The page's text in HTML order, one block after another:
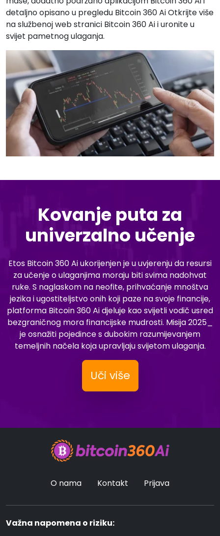
detaljno opisano u pregledu Bitcoin 360 Ai Otkrijte više
na službenoj web stranici Bitcoin 360 Ai i uronite u
svijet pametnog ulaganja.
Kovanje puta za
univerzalno učenje
Etos Bitcoin 360 Ai ukorijenjen je u uvjerenju da resursi
za učenje o ulaganjima moraju biti svima nadohvat
ruke. S naglaskom na neofite, prihvaćanje mnoštva
jezika i ugostiteljstvo onih koji paze na svoje financije,
platforma Bitcoin 360 Ai djeluje kao svijetli vodič usred
bezgraničnog mora financijske mudrosti. Misija 2025_
je osnažiti pojedince s dubokim razumijevanjem
temeljnih načela koja upravljaju svijetom ulaganja.
Uči više
O nama Kontakt Prijava
Važna napomena o riziku: